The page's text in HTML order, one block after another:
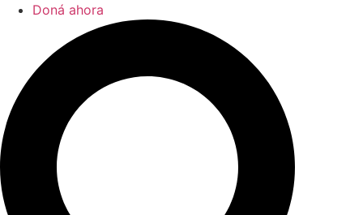
Doná ahora